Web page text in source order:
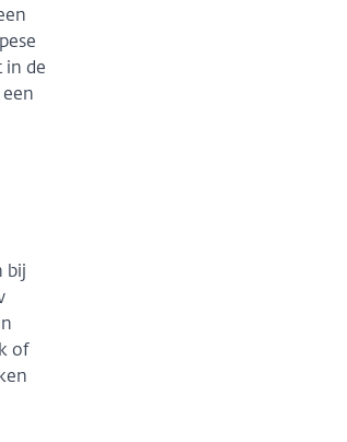
in de
bij
of